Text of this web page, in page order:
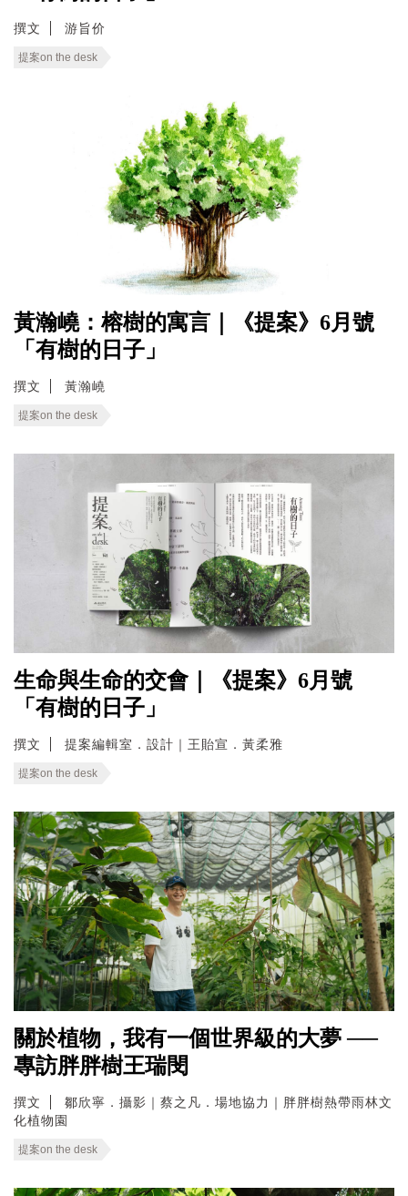
撰文 游旨价
提案on the desk
黃瀚嶢：榕樹的寓言｜《提案》6月號
「有樹的日子」
撰文 黃瀚嶢
提案on the desk
生命與生命的交會｜《提案》6月號
「有樹的日子」
撰文 提案編輯室．設計｜王貽宣．黃柔雅
提案on the desk
關於植物，我有一個世界級的大夢 ──
專訪胖胖樹王瑞閔
撰文
鄒欣寧．攝影｜蔡之凡．場地協力｜胖胖樹熱帶雨林文
化植物園
提案on the desk